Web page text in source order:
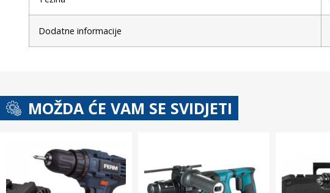
Dodatne informacije
MOŽDA ĆE VAM SE SVIDJETI